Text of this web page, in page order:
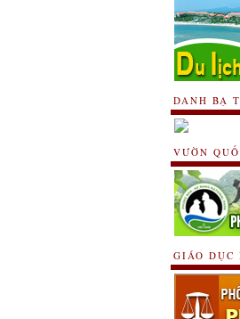
DANH BẠ
VƯỜN
GIÁO DỤC